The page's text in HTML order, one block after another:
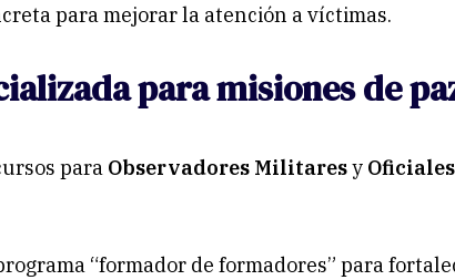
para mejorar la atención a víctimas.
para misiones de
para Observadores Militaresy
“formador de formadores” para